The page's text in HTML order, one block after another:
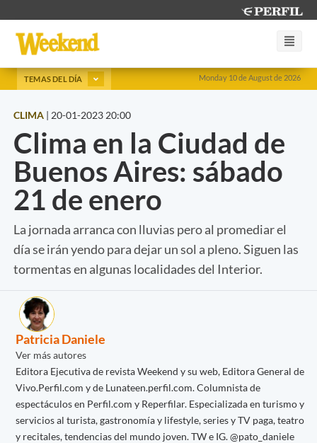
Monday 10 de August de 2026
TEMAS DEL DÍA
CLIMA | 20-01-2023 20:00
Clima en la Ciudad de
Buenos Aires: sábado
21 de enero
La jornada arranca con lluvias pero al promediar el
día se irán yendo para dejar un sol a pleno. Siguen las
tormentas en algunas localidades del Interior.
Patricia Daniele
Ver más autores
Editora Ejecutiva de revista Weekend y su web, Editora General de
Vivo.Perfil.com y de Lunateen.perfil.com. Columnista de
espectáculos en Perfil.com y Reperfilar. Especializada en turismo y
servicios al turista, gastronomía y lifestyle, series y TV paga, teatro
y recitales, tendencias del mundo joven. TW e IG. @pato_daniele